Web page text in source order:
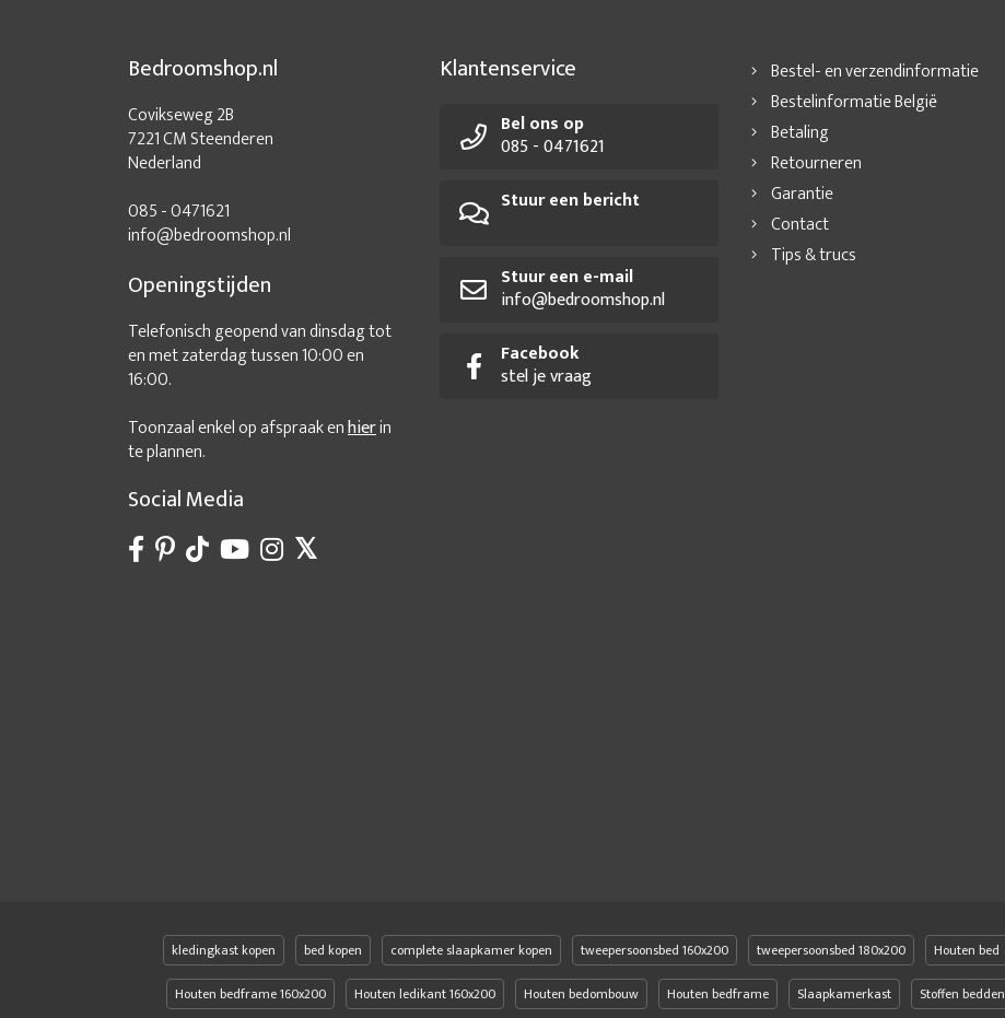
Bedroomshop.nl
Covikseweg 2B
7221 CM Steenderen
Nederland
085 - 0471621
info@bedroomshop.nl
Openingstijden
Telefonisch geopend van dinsdag tot
en met zaterdag tussen 10:00 en
16:00.
Toonzaal enkel op afspraak enhierin
te plannen.
Social Media
Klantenservice
Bel ons op
085 - 0471621
Stuur een bericht
Stuur een e-mail
info@bedroomshop.nl
Facebook
stel je vraag
Bestel- en verzendinformatie
Bestelinformatie België
Betaling
Retourneren
Garantie
Contact
Tips & trucs
kledingkast kopen bed kopen complete slaapkamer kopen tweepersoonsbed 160x200 tweepersoonsbed 180x200 Houten bed
Houten bedframe 160x200
Houten ledikant 160x200 Houten bedombouw Houten bedframe Slaapkamerkast Stoffen bedden